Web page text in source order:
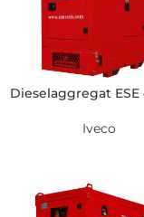
Dieselaggregat ESE
Iveco